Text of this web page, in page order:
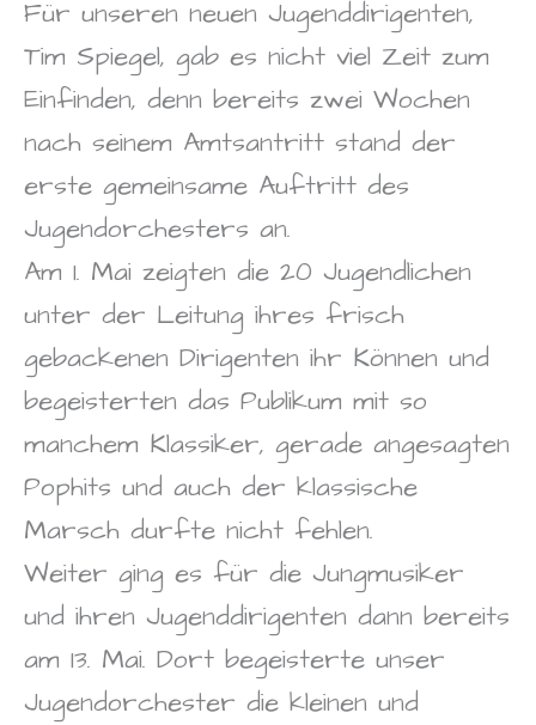
Für unseren neuen Jugenddirigenten,
Tim Spiegel, gab es nicht viel Zeit zum
Einfinden, denn bereits zwei Wochen
nach seinem Amtsantritt stand der
erste gemeinsame Auftritt des
Jugendorchesters an.
Am 1. Mai zeigten die 20 Jugendlichen
unter der Leitung ihres frisch
gebackenen Dirigenten ihr Können und
begeisterten das Publikum mit so
manchem Klassiker, gerade angesagten
Pophits und auch der klassische
Marsch durfte nicht fehlen.
Weiter ging es für die Jungmusiker
und ihren Jugenddirigenten dann bereits
am 13. Mai. Dort begeisterte unser
Jugendorchester die kleinen und